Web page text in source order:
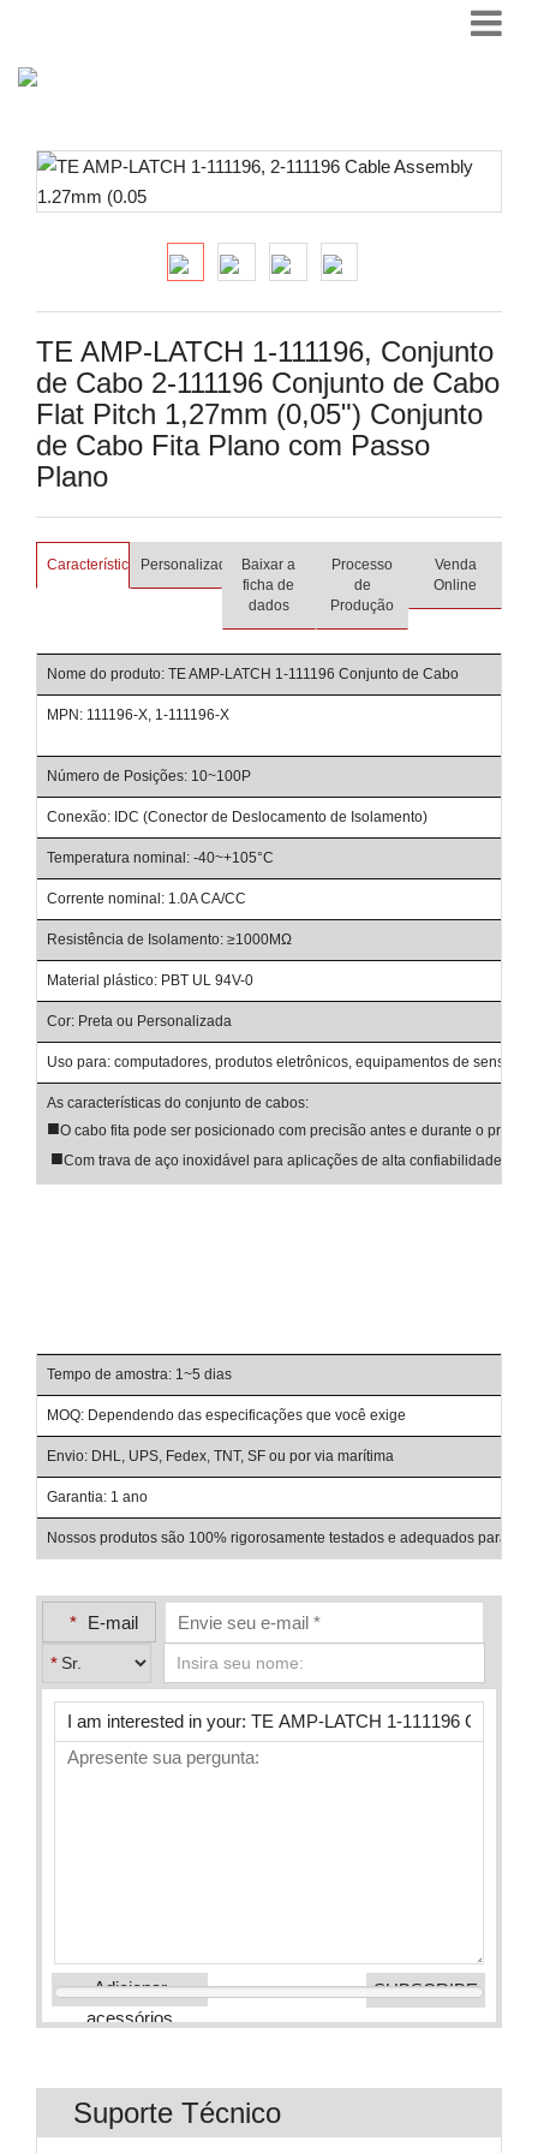
TE AMP-LATCH 1-111196, Conjunto
de Cabo 2-111196 Conjunto de Cabo
Flat Pitch 1,27mm (0,05") Conjunto
de Cabo Fita Plano com Passo
Plano
CaracterísticasPersonalizado
Baixar a
ficha de
dados
Processo
de
Produção
Venda
Online
Nome do produto: TE AMP-LATCH 1-111196 Conjunto de Cabo
MPN: 111196-X, 1-111196-X
Número de Posições: 10~100P
Conexão: IDC (Conector de Deslocamento de Isolamento)
Temperatura nominal: -40~+105°C
Corrente nominal: 1.0A CA/CC
Resistência de Isolamento: ≥1000MΩ
Material plástico: PBT UL 94V-0
Cor: Preta ou Personalizada
Uso para: computadores, produtos eletrônicos, equipamentos de
As características do conjunto de cabos:
■O cabo fita pode ser posicionado com precisão antes e durante o
■Com trava de aço inoxidável para aplicações de alta confiabilidade
Tempo de amostra: 1~5 dias
MOQ: Dependendo das especificações que você exige
Envio: DHL, UPS, Fedex, TNT, SF ou por via marítima
Garantia: 1 ano
Nossos produtos são 100% rigorosamente testados e adequados para
* E-mail
*
Adicionar
acessórios
Suporte Técnico